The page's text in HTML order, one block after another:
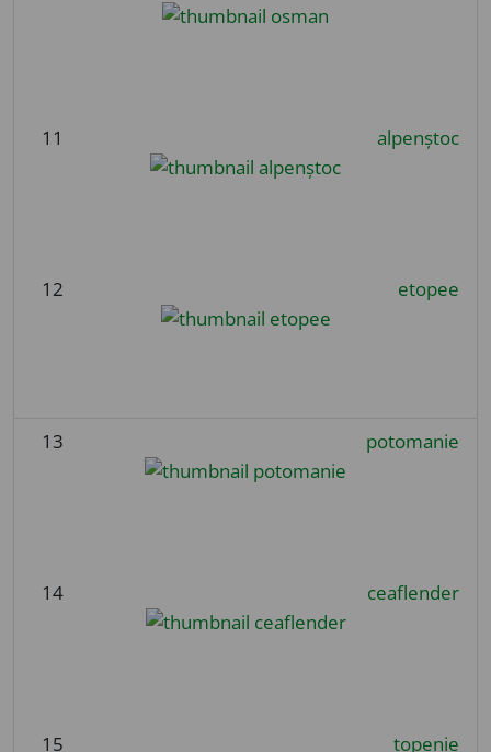
11 alpenștoc
12 etopee
13 potomanie
14 ceaflender
15 topenie